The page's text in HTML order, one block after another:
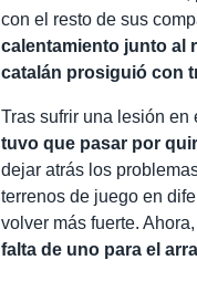
con el resto de sus
calentamiento junto al
catalán prosiguió con
Tras sufrir una lesión en
tuvo que pasar por
dejar atrás los
terrenos de juego en
volver más fuerte. Ahora,
falta de uno para el